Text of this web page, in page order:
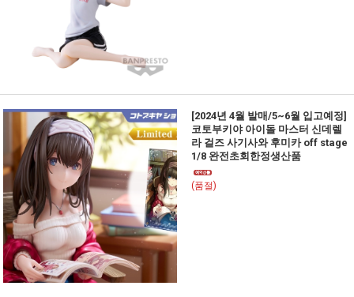
[2024년 4월 발매/5~6월 입고예정]
코토부키야 아이돌 마스터 신데렐
라 걸즈 사기사와 후미카 off stage
1/8 완전초회한정생산품
(품절)